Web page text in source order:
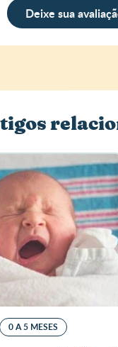
Deixe sua
opinião
0 A 5 MESES